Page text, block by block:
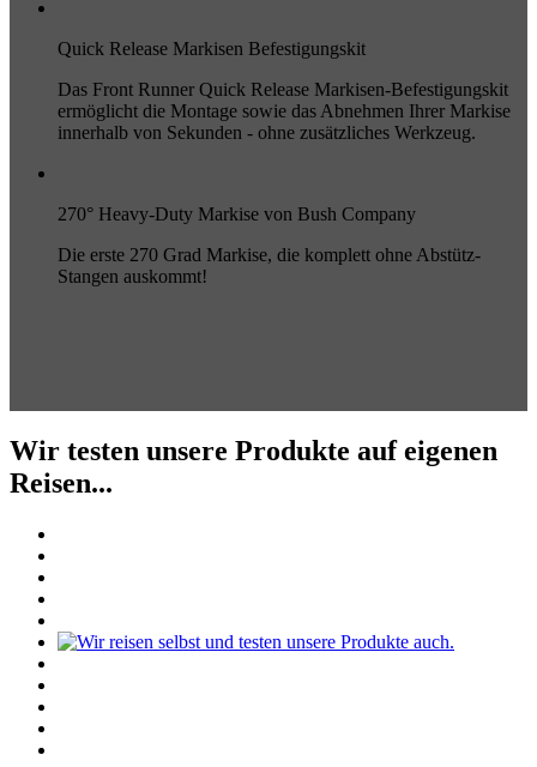
Quick Release Markisen Befestigungskit
Das Front Runner Quick Release Markisen-Befestigungskit
ermöglicht die Montage sowie das Abnehmen Ihrer Markise
innerhalb von Sekunden - ohne zusätzliches Werkzeug.
270° Heavy-Duty Markise von Bush Company
Die erste 270 Grad Markise, die komplett ohne Abstütz-
Stangen auskommt!
Wir testen unsere Produkte auf eigenen
Reisen...